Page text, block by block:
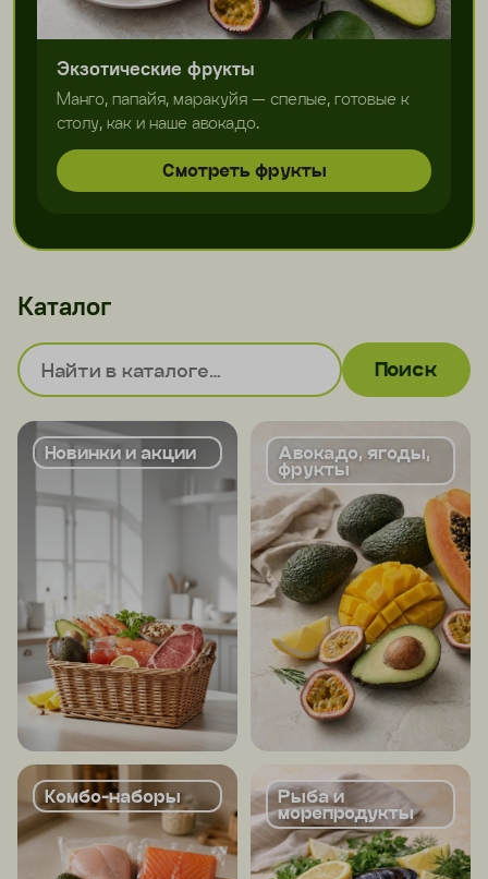
Экзотические фрукты
Манго, папайя, маракуйя — спелые, готовые к
столу, как и наше авокадо.
Смотреть фрукты
Каталог
Поиск
Новинки и акции
Авокадо, ягоды,
фрукты
Комбо-наборы
Рыба и
морепродукты